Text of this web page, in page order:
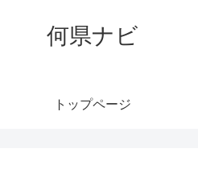
何県ナビ
トップページ